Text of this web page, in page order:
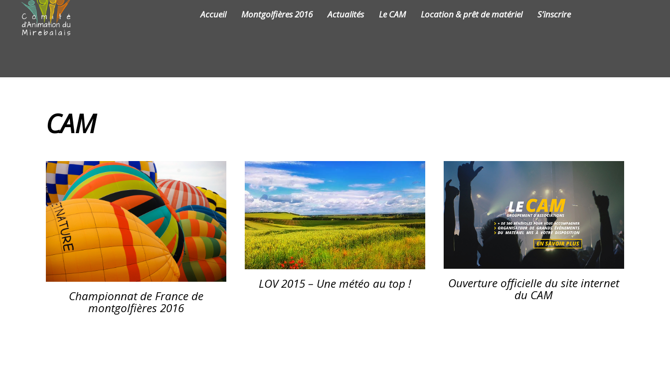
Accueil Montgolfières 2016 Actualités Le CAM Location & prêt de matériel S’inscrire
CAM
Championnat de France de
montgolfières 2016
LOV 2015 – Une météo au top ! Ouverture officielle du site internet
du CAM